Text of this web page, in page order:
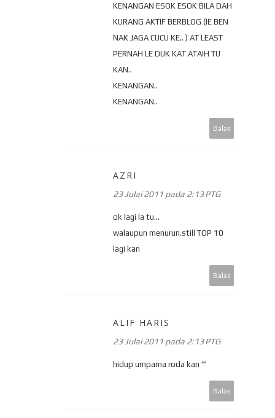
KENANGAN ESOK ESOK BILA DAH
KURANG AKTIF BERBLOG (IE BEN
NAK JAGA CUCU KE.. ) AT LEAST
PERNAH LE DUK KAT ATAIH TU
KAN..
KENANGAN..
KENANGAN..
Balas
AZRI
23 Julai 2011 pada 2:13 PTG
ok lagi la tu...
walaupun menurun.still TOP 10
lagi kan
Balas
ALIF HARIS
23 Julai 2011 pada 2:13 PTG
hidup umpama roda kan ^^
Balas